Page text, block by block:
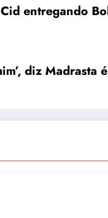
entregando
diz